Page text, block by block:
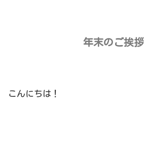
年末のご挨拶
こんにちは！